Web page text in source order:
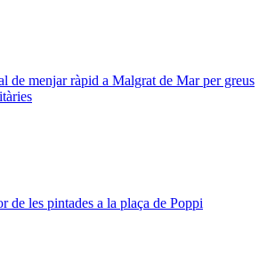
de menjar ràpid a Malgrat de Mar per greus
de les pintades a la plaça de Poppi